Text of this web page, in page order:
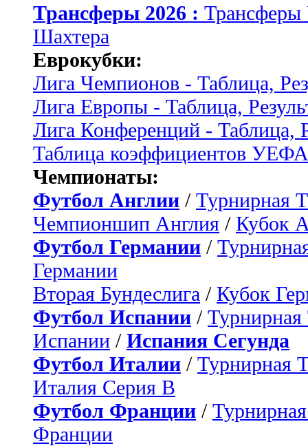
Трансферы 2026 :
Шахтера
Еврокубки:
Лига Чемпионов - Таблица,
Лига Европы - Таблица,
Лига Конференций - Таблица,
Таблица коэффициентов УЕФА
Чемпионаты:
Футбол Англии / Турнирная
Чемпионшип Англия / Кубок
Футбол Германии /
Германии
Вторая Бундеслига / Кубок
Футбол Испании / Турнирная
Испании / Испания Сегунда
Футбол Италии / Турнирная
Италия Серия B
Футбол Франции /
Франции